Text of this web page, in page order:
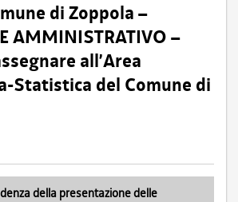
di Zoppola –
AMMINISTRATIVO –
all’Area
Statistica del Comune di
della presentazione delle